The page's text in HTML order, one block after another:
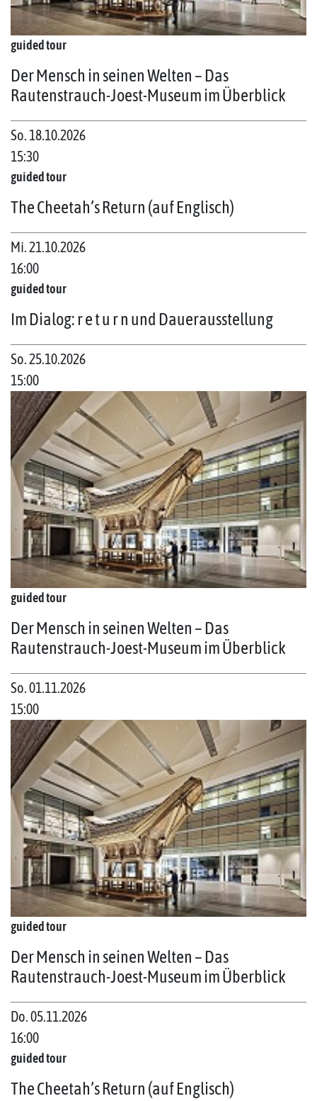
guided tour
Der Mensch in seinen Welten – Das
Rautenstrauch-Joest-Museum im Überblick
So. 18.10.2026
15:30
guided tour
The Cheetah’s Return (auf Englisch)
Mi. 21.10.2026
16:00
guided tour
Im Dialog: r e t u r n und Dauerausstellung
So. 25.10.2026
15:00
guided tour
Der Mensch in seinen Welten – Das
Rautenstrauch-Joest-Museum im Überblick
So. 01.11.2026
15:00
guided tour
Der Mensch in seinen Welten – Das
Rautenstrauch-Joest-Museum im Überblick
Do. 05.11.2026
16:00
guided tour
The Cheetah’s Return (auf Englisch)